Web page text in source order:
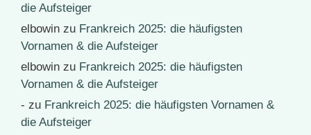
die Aufsteiger
elbowin zu Frankreich 2025: die häufigsten
Vornamen & die Aufsteiger
elbowin zu Frankreich 2025: die häufigsten
Vornamen & die Aufsteiger
- zu Frankreich 2025: die häufigsten Vornamen &
die Aufsteiger